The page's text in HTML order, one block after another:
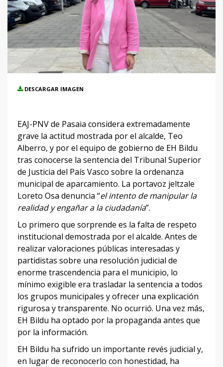
DESCARGAR IMAGEN
EAJ-PNV de Pasaia considera extremadamente
grave la actitud mostrada por el alcalde, Teo
Alberro, y por el equipo de gobierno de EH Bildu
tras conocerse la sentencia del Tribunal Superior
de Justicia del País Vasco sobre la ordenanza
municipal de aparcamiento. La portavoz jeltzale
Loreto Osa denuncia “el intento de manipular la
realidad y engañar a la ciudadanía”.
Lo primero que sorprende es la falta de respeto
institucional demostrada por el alcalde. Antes de
realizar valoraciones públicas interesadas y
partidistas sobre una resolución judicial de
enorme trascendencia para el municipio, lo
mínimo exigible era trasladar la sentencia a todos
los grupos municipales y ofrecer una explicación
rigurosa y transparente. No ocurrió. Una vez más,
EH Bildu ha optado por la propaganda antes que
por la información.
EH Bildu ha sufrido un importante revés judicial y,
en lugar de reconocerlo con honestidad, ha